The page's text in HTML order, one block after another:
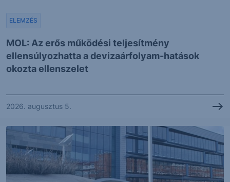
MOL: Az erős működési teljesítmény
ellensúlyozhatta a devizaárfolyam-hatások
okozta ellenszelet
ELEMZÉS
2026. augusztus 5.